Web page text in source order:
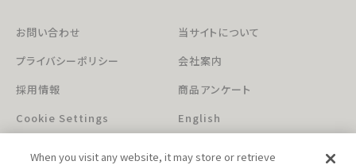
お問い合わせ
当サイトについて
プライバシーポリシー
会社案内
採用情報
商品アンケート
Cookie Settings
English
When you visit any website, it may store or retrieve